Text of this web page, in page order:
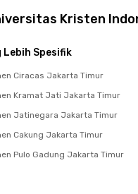
Kristen
Lebih Spesifik
Ciracas Jakarta Timur
Kramat Jati Jakarta Timur
Jatinegara Jakarta Timur
Cakung Jakarta Timur
Pulo Gadung Jakarta Timur